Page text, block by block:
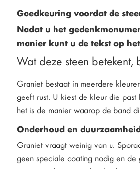
Goedkeuring voordat de
Nadat u het
manier kunt u de tekst op
Wat deze steen betekent,
Graniet bestaat in meerdere
geeft rust. U kiest de kleur die
het is de manier waarop de band
Onderhoud en
Graniet vraagt weinig van u.
geen speciale coating nodig en